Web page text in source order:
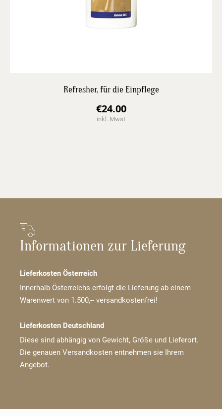
Refresher, für die Einpflege
€24.00
inkl. Mwst
Informationen zur Lieferung
Lieferkosten Österreich
Innerhalb Österreichs erfolgt die Lieferung ab einem
Warenwert von 1.500,-- versandkostenfrei!
Lieferkosten Deutschland
Diese sind abhängig von Gewicht, Größe und Lieferort.
Die genauen Versandkosten entnehmen sie Ihrem
Angebot.